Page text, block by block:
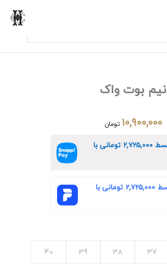
نیم بوت واک
۱۰,۹۰۰,۰۰۰ تومان
۲,۷۲۵,۰۰۰ تومانی با
۲,۷۲۵,۰۰۰ تومانی با
37
38
39
40